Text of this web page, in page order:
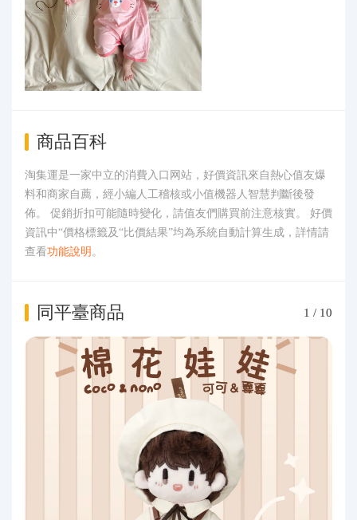
商品百科
淘集運是一家中立的消費入口网站，好價資訊來自熱心值友爆
料和商家自薦，經小編人工稽核或小值機器人智慧判斷後發
佈。 促銷折扣可能隨時變化，請值友們購買前注意核實。 好價
資訊中“價格標籤及“比價結果”均為系統自動計算生成，詳情請
查看功能說明 。
同平臺商品 1 / 10